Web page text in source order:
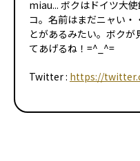
miau... ボクはドイツ大
コ。名前はまだニャい・
とがあるみたい。ボク
てあげるね！=^_^=
Twitter : https://